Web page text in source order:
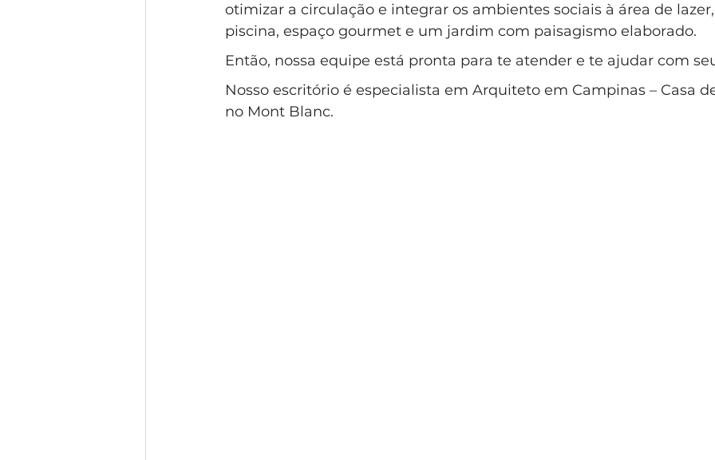
otimizar a circulação e integrar os ambientes sociais à área de
piscina, espaço gourmet e um jardim com paisagismo elaborado.
Então, nossa equipe está pronta para te atender e te ajudar com
Nosso escritório é especialista em Arquiteto em Campinas – Casa
no Mont Blanc.